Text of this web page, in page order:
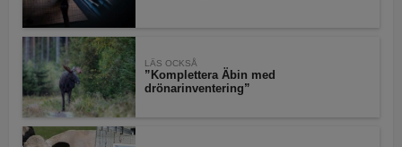
LÄS OCKSÅ
”Komplettera Äbin med
drönarinventering”